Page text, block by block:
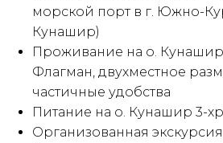
морской порт в г. Южно-
Кунашир)
Проживание на о.
Флагман, двухместное
частичные удобства
Питание на о. Кунашир 3-
Организованная